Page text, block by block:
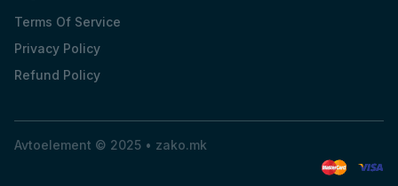
Terms Of Service
Privacy Policy
Refund Policy
Avtoelement © 2025 • zako.mk